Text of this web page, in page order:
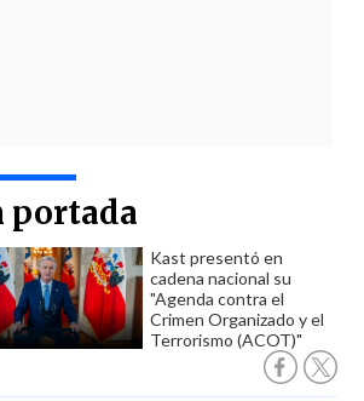
portada
Kast presentó en
cadena nacional su
"Agenda contra el
Crimen Organizado y el
Terrorismo (ACOT)"